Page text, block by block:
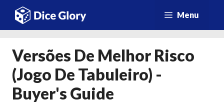
Saltar
para
conteúdo
Menu
Versões De Melhor Risco
(Jogo De Tabuleiro) -
Buyer's Guide